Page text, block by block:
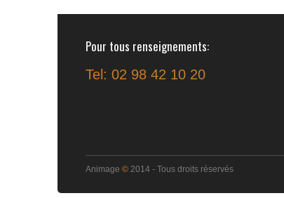
Pour tous renseignements
Tel: 02 98 42 10 20
Animage © 2014 - Tous droits réservés